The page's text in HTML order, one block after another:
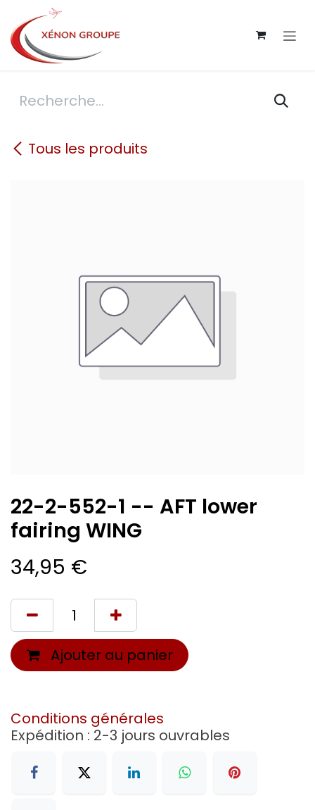
Se rendre au contenu
Tous les produits
22-2-552-1 -- AFT lower
fairing WING
34,95 €
Ajouter au panier
Conditions générales
Expédition : 2-3 jours ouvrables